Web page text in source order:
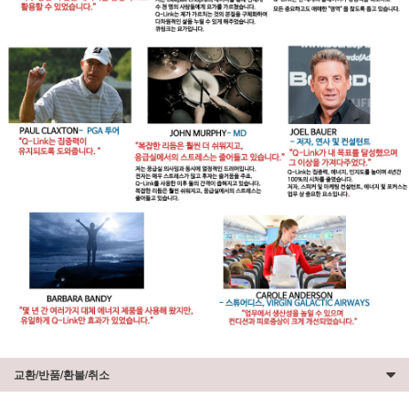
교환/반품/환불/취소